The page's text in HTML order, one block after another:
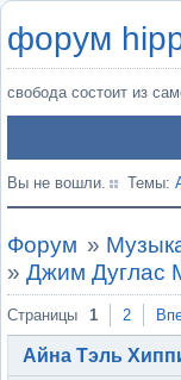
форум
свобода состоит из
Вы не вошли. Темы:
Форум »
» Джим Дуглас
Страницы 1 2
Айна Тэль